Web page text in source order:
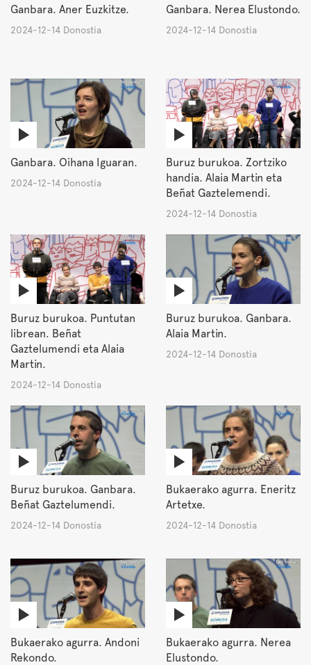
Ganbara. Aner Euzkitze.
2024-12-14 Donostia
Ganbara. Nerea Elustondo.
2024-12-14 Donostia
Ganbara. Oihana Iguaran.
2024-12-14 Donostia
Buruz burukoa. Zortziko
handia. Alaia Martin eta
Beñat Gaztelemendi.
2024-12-14 Donostia
Buruz burukoa. Puntutan
librean. Beñat
Gaztelumendi eta Alaia
Martin.
2024-12-14 Donostia
Buruz burukoa. Ganbara.
Alaia Martin.
2024-12-14 Donostia
Buruz burukoa. Ganbara.
Beñat Gaztelumendi.
2024-12-14 Donostia
Bukaerako agurra. Eneritz
Artetxe.
2024-12-14 Donostia
Bukaerako agurra. Andoni
Rekondo.
Bukaerako agurra. Nerea
Elustondo.